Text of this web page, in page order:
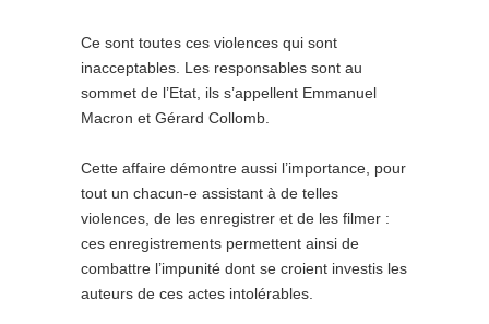
Ce sont toutes ces violences qui sont
inacceptables. Les responsables sont au
sommet de l’Etat, ils s’appellent Emmanuel
Macron et Gérard Collomb.
Cette affaire démontre aussi l’importance, pour
tout un chacun-e assistant à de telles
violences, de les enregistrer et de les filmer :
ces enregistrements permettent ainsi de
combattre l’impunité dont se croient investis les
auteurs de ces actes intolérables.